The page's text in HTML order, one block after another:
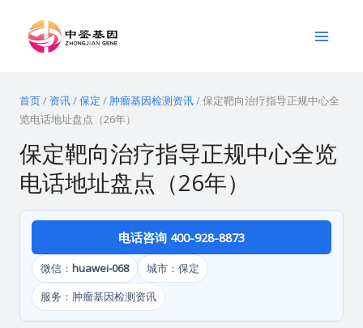
Menu
首页/ 资讯/保定 / 肿瘤基因检测资讯/保定靶向治疗指导正规中心全
览电话地址盘点（26年）
保定靶向治疗指导正规中心全览
电话地址盘点（26年）
电话咨询 400-928-8873
微信： huawei-068
城市：保定
服务：肿瘤基因检测资讯